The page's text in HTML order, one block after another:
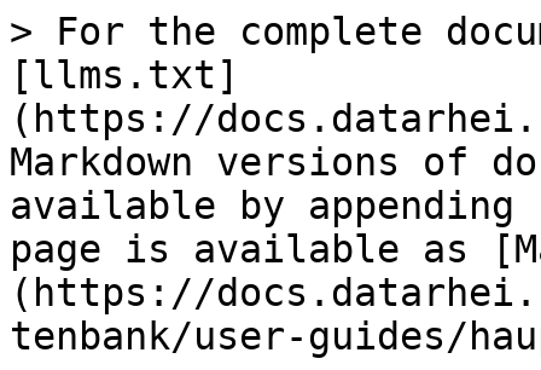
> For the complete
[llms.txt]
(https://
Markdown versions of
available by
page is available as
(https://
tenbank/user-guides/